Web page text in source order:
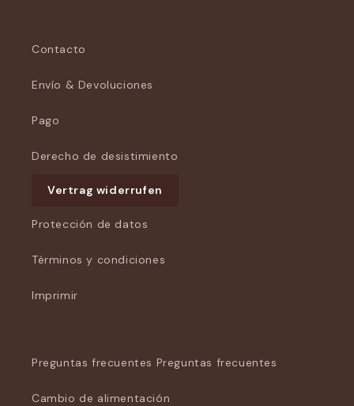
Contacto
Envío & Devoluciones
Pago
Derecho de desistimiento
Vertrag widerrufen
Protección de datos
Términos y condiciones
Imprimir
Preguntas frecuentes Preguntas frecuentes
Cambio de alimentación